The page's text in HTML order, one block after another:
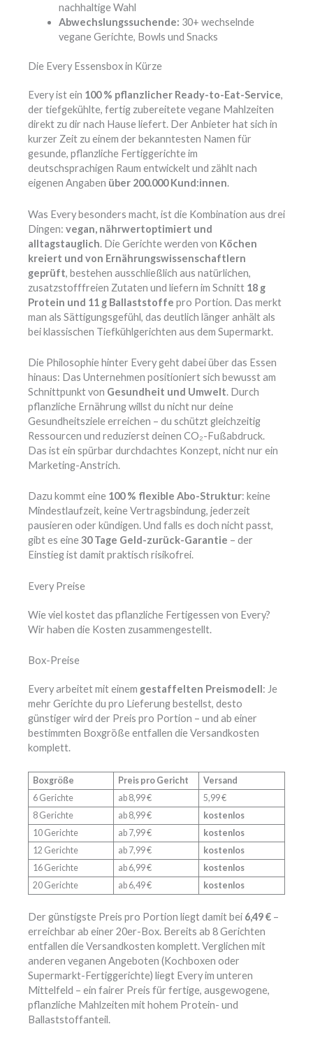
nachhaltige Wahl
Abwechslungssuchende: 30+ wechselnde
vegane Gerichte, Bowls und Snacks
Die Every Essensbox in Kürze
Every ist ein 100 % pflanzlicher Ready-to-Eat-Service,
der tiefgekühlte, fertig zubereitete vegane Mahlzeiten
direkt zu dir nach Hause liefert. Der Anbieter hat sich in
kurzer Zeit zu einem der bekanntesten Namen für
gesunde, pflanzliche Fertiggerichte im
deutschsprachigen Raum entwickelt und zählt nach
eigenen Angaben über 200.000 Kund:innen.
Was Every besonders macht, ist die Kombination aus drei
Dingen: vegan, nährwertoptimiert und
alltagstauglich. Die Gerichte werden von Köchen
kreiert und von Ernährungswissenschaftlern
geprüft, bestehen ausschließlich aus natürlichen,
zusatzstofffreien Zutaten und liefern im Schnitt 18 g
Protein und 11 g Ballaststoffe pro Portion. Das merkt
man als Sättigungsgefühl, das deutlich länger anhält als
bei klassischen Tiefkühlgerichten aus dem Supermarkt.
Die Philosophie hinter Every geht dabei über das Essen
hinaus: Das Unternehmen positioniert sich bewusst am
Schnittpunkt von Gesundheit und Umwelt. Durch
pflanzliche Ernährung willst du nicht nur deine
Gesundheitsziele erreichen – du schützt gleichzeitig
Ressourcen und reduzierst deinen CO₂-Fußabdruck.
Das ist ein spürbar durchdachtes Konzept, nicht nur ein
Marketing-Anstrich.
Dazu kommt eine 100 % flexible Abo-Struktur: keine
Mindestlaufzeit, keine Vertragsbindung, jederzeit
pausieren oder kündigen. Und falls es doch nicht passt,
gibt es eine30 Tage Geld-zurück-Garantie – der
Einstieg ist damit praktisch risikofrei.
Every Preise
Wie viel kostet das pflanzliche Fertigessen von Every?
Wir haben die Kosten zusammengestellt.
Box-Preise
Every arbeitet mit einem gestaffelten Preismodell: Je
mehr Gerichte du pro Lieferung bestellst, desto
günstiger wird der Preis pro Portion – und ab einer
bestimmten Boxgröße entfallen die Versandkosten
komplett.
Boxgröße Preis pro Gericht
Versand
6 Gerichte
ab 8,99 €
5,99 €
8 Gerichte
ab 8,99 €
kostenlos
10 Gerichte
ab 7,99 €
kostenlos
12 Gerichte
ab 7,99 €
kostenlos
16 Gerichte
ab 6,99 €
kostenlos
20 Gerichte
ab 6,49 € kostenlos
Der günstigste Preis pro Portion liegt damit bei 6,49 € –
erreichbar ab einer 20er-Box. Bereits ab 8 Gerichten
entfallen die Versandkosten komplett. Verglichen mit
anderen veganen Angeboten (Kochboxen oder
Supermarkt-Fertiggerichte) liegt Every im unteren
Mittelfeld – ein fairer Preis für fertige, ausgewogene,
pflanzliche Mahlzeiten mit hohem Protein- und
Ballaststoffanteil.